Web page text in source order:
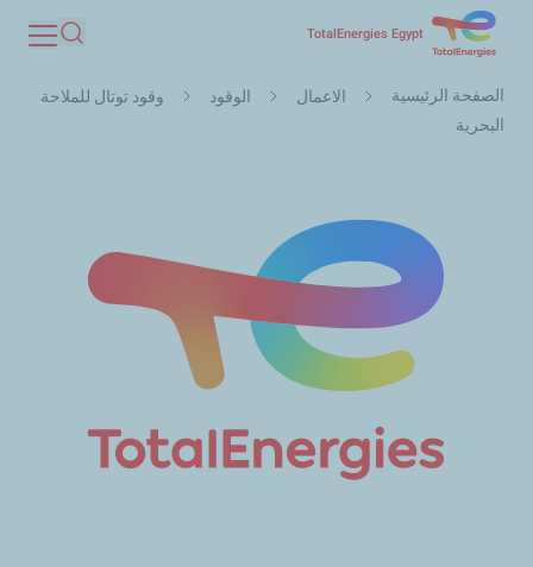
المحتوى
TotalEnergies Egypt
بحث
مسار
التنقل
الصفحة الرئيسية الاعمال الوقود
وقود توتال للملاحة
البحرية